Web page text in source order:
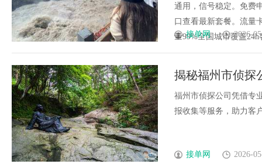
通用，信号稳定。免费
口查看最新套餐。流量
量99%全国城市覆盖
接单网 2026-
揭秘福州市侦探
福州市侦探公司凭借专
报收集等服务，助力客
接单网 2026-